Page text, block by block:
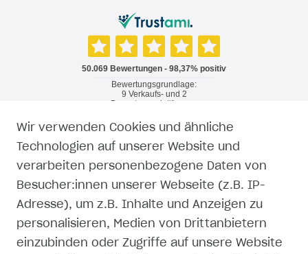
RECHTLICHES
WIDERRUFSRECHT
WIDERRUFSFORMULAR
IMPRESSUM
Wir verwenden Cookies und ähnliche
Technologien auf unserer Website und
verarbeiten personenbezogene Daten von
Besucher:innen unserer Webseite (z.B. IP-
Adresse), um z.B. Inhalte und Anzeigen zu
personalisieren, Medien von Drittanbietern
einzubinden oder Zugriffe auf unsere Website